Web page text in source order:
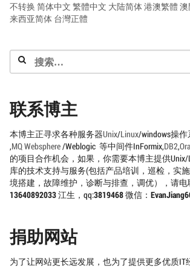
不转换 简体中文 繁體中文 大陆简体港澳繁體 澳
来西亚简体 台灣正體
搜
索：
联系博主
本博主正寻求各种服务器Unix/Linux/windows操作
,MQWebsphere/Weblogic 等中间件InFormix,DB2,
的项目合作机会，如果，你需要本博主提供
库的技术支持与服务(包括产品培训，巡检，实
境搭建，故障维护，诊断与排查，调优），请电
13640892033江生，qq:3819468微信：
捐助网站
为了让网站更长远发展，也为了提供更多优质IT